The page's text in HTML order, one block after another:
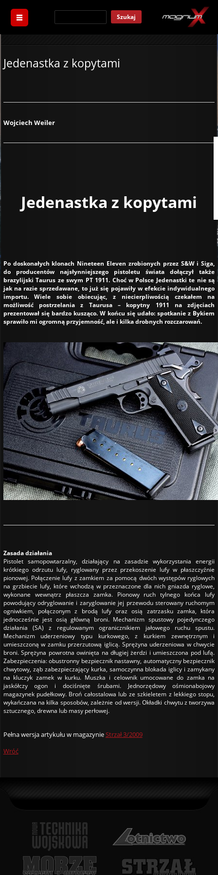
Szukaj
Jedenastka z kopytami
Wojciech Weiler
Jedenastka z kopytami
Po doskonałych klonach Nineteen Eleven zrobionych przez S&W i Siga,
do producentów najsłynniejszego pistoletu świata dołączył także
brazylijski Taurus ze swym PT 1911. Choć w Polsce Jedenastki te nie są
jak na razie sprzedawane, to już się pojawiły w efekcie indywidualnego
importu. Wiele sobie obiecując, z niecierpliwością czekałem na
możliwość postrzelania z Taurusa – kopytny 1911 na zdjęciach
prezentował się bardzo kusząco. W końcu się udało: spotkanie z Bykiem
sprawiło mi ogromną przyjemność, ale i kilka drobnych rozczarowań.
Zasada działania
Pistolet samopowtarzalny, działający na zasadzie wykorzystania energii
krótkiego odrzutu lufy, ryglowany przez przekoszenie lufy w płaszczyźnie
pionowej. Połączenie lufy z zamkiem za pomocą dwóch występów ryglowych
na grzbiecie lufy, które wchodzą w przeznaczone dla nich gniazda ryglowe,
wykonane wewnątrz płaszcza zamka. Pionowy ruch tylnego końca lufy
powodujący odryglowanie i zaryglowanie jej przewodu sterowany ruchomym
ogniwkiem, połączonym z brodą lufy oraz osią zatrzasku zamka, która
jednocześnie jest osią główną broni. Mechanizm spustowy pojedynczego
działania (SA) z regulowanym ogranicznikiem jałowego ruchu spustu.
Mechanizm uderzeniowy typu kurkowego, z kurkiem zewnętrznym i
umieszczoną w zamku przerzutową iglicą. Sprężyna uderzeniowa w chwycie
broni. Sprężyna powrotna owinięta na długiej żerdzi i umieszczona pod lufą.
Zabezpieczenia: obustronny bezpiecznik nastawny, automatyczny bezpiecznik
chwytowy, ząb zabezpieczający kurka, samoczynna blokada iglicy i zamykany
na kluczyk zamek w kurku. Muszka i celownik umocowane do zamka na
jaskółczy ogon i dociśnięte śrubami. Jednorzędowy ośmionabojowy
magazynek pudełkowy. Broń całostalowa lub ze szkieletem z lekkiego stopu,
wykańczana na kilka sposobów, zależnie od wersji. Okładki chwytu z tworzywa
sztucznego, drewna lub masy perłowej.
Pełna wersja artykułu w magazynieStrzał 3/2009
Wróć